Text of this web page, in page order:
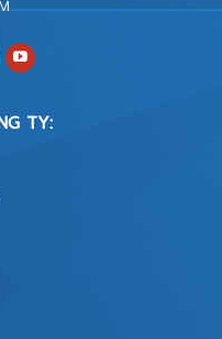
TY: